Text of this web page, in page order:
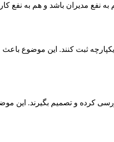
مدیران باشد و هم به نفع
ثبت کنند. این موضوع
کرده و تصمیم بگیرند.